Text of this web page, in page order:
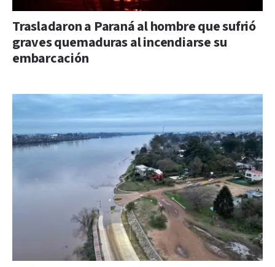
Trasladaron a Paraná al hombre que sufrió
graves quemaduras al incendiarse su
embarcación